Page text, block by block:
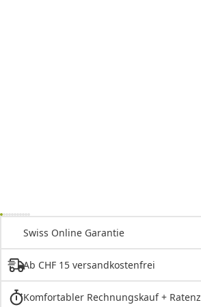
Swiss Online Garantie
Ab CHF 15 versandkostenfrei
Komfortabler Rechnungskauf +